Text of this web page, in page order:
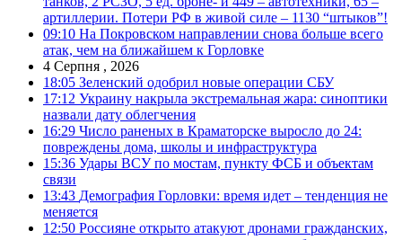
артиллерии. Потери РФ в живой силе – 1130 “штыков”!
09:10 На Покровском направлении снова больше всего
атак, чем на ближайшем к Горловке
4 Серпня , 2026
18:05 Зеленский одобрил новые операции СБУ
17:12 Украину накрыла экстремальная жара: синоптики
назвали дату облегчения
16:29 Число раненых в Краматорске выросло до 24:
повреждены дома, школы и инфраструктура
15:36 Удары ВСУ по мостам, пункту ФСБ и объектам
связи
13:43 Демография Горловки: время идет – тенденция не
меняется
12:50 Россияне открыто атакуют дронами гражданских,